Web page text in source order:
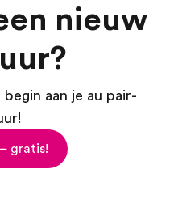
nieuw
aan je au pair-
gratis!